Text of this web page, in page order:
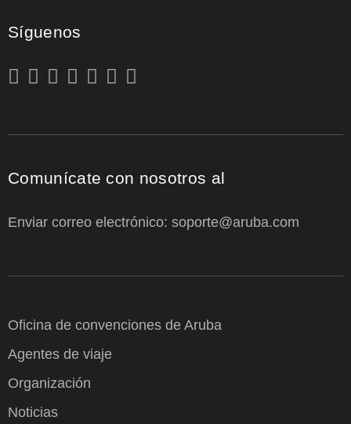
Síguenos
Comunícate con nosotros al
Enviar correo electrónico: soporte@aruba.com
Oficina de convenciones de Aruba
Agentes de viaje
Organización
Noticias